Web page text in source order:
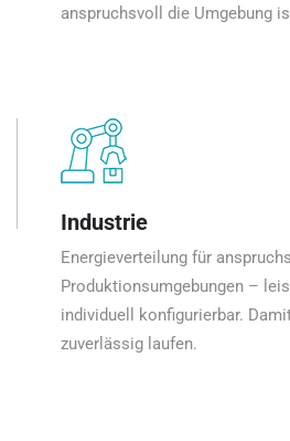
anspruchsvoll die Umgebung
Industrie
Energieverteilung für
Produktionsumgebungen –
individuell konfigurierbar.
zuverlässig laufen.